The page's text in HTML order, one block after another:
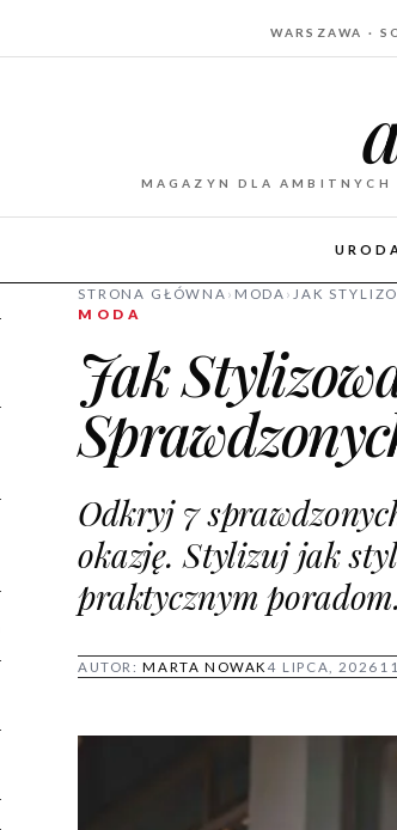
WARSZAWA ·
MAGAZYN DLA
STRONA GŁÓWNA › MODA › JAK
MODA
Jak
Odkryj 7
okazję. Stylizuj jak
praktycznym poradom.
AUTOR:MARTA NOWAK4 LIPCA, 2026